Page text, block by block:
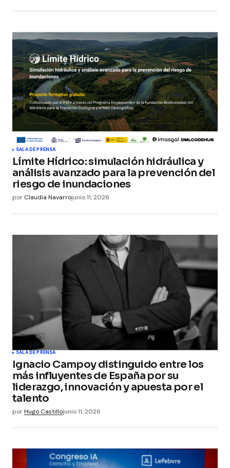
SALA DE PRENSA
Límite Hídrico: simulación hidráulica y
análisis avanzado para la prevención del
riesgo de inundaciones
por Claudia Navarrojunio 11, 2026
SALA DE PRENSA
Ignacio Campoy distinguido entre los
más influyentes de España por su
liderazgo, innovación y apuesta por el
talento
porHugo Castillojunio 11, 2026